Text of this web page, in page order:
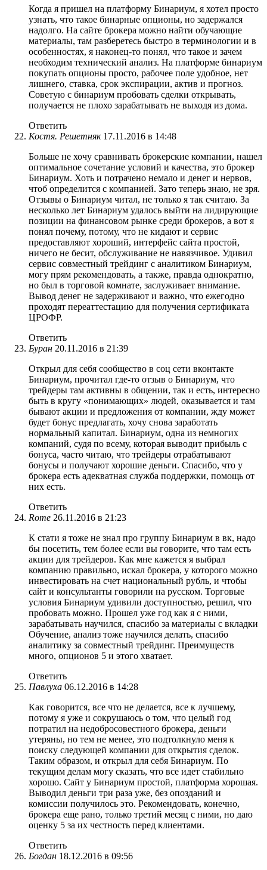
Когда я пришел на платформу Бинариум, я хотел просто
узнать, что такое бинарные опционы, но задержался
надолго. На сайте брокера можно найти обучающие
материалы, там разберетесь быстро в терминологии и в
особенностях, я наконец-то понял, что такое и зачем
необходим технический анализ. На платформе бинариум
покупать опционы просто, рабочее поле удобное, нет
лишнего, ставка, срок экспирации, актив и прогноз.
Советую с бинариум пробовать сделки открывать,
получается не плохо зарабатывать не выходя из дома.
Ответить
Костя. Решетняк 17.11.2016 в 14:48
Больше не хочу сравнивать брокерские компании, нашел
оптимальное сочетание условий и качества, это брокер
Бинариум. Хоть и потрачено немало и денег и нервов,
чтоб определится с компанией. Зато теперь знаю, не зря.
Отзывы о Бинариум читал, не только я так считаю. За
несколько лет Бинариум удалось выйти на лидирующие
позиции на финансовом рынке среди брокеров, а вот я
понял почему, потому, что не кидают и сервис
предоставляют хороший, интерфейс сайта простой,
ничего не бесит, обслуживание не навязчивое. Удивил
сервис совместный трейдинг с аналитиком Бинариум,
могу прям рекомендовать, а также, правда однократно,
но был в торговой комнате, заслуживает внимание.
Вывод денег не задерживают и важно, что ежегодно
проходят переаттестацию для получения сертификата
ЦРОФР.
Ответить
Буран 20.11.2016 в 21:39
Открыл для себя сообщество в соц сети вконтакте
Бинариум, прочитал где-то отзыв о Бинариум, что
трейдеры там активны в общении, так и есть, интересно
быть в кругу «понимающих» людей, оказывается и там
бывают акции и предложения от компании, жду может
будет бонус предлагать, хочу снова заработать
нормальный капитал. Бинариум, одна из немногих
компаний, судя по всему, которая выводит прибыль с
бонуса, часто читаю, что трейдеры отрабатывают
бонусы и получают хорошие деньги. Спасибо, что у
брокера есть адекватная служба поддержки, помощь от
них есть.
Ответить
Rome 26.11.2016 в 21:23
К стати я тоже не знал про группу Бинариум в вк, надо
бы посетить, тем более если вы говорите, что там есть
акции для трейдеров. Как мне кажется я выбрал
компанию правильно, искал брокера, у которого можно
инвестировать на счет национальный рубль, и чтобы
сайт и консультанты говорили на русском. Торговые
условия Бинариум удивили доступностью, решил, что
пробовать можно. Прошел уже год как я с ними,
зарабатывать научился, спасибо за материалы с вкладки
Обучение, анализ тоже научился делать, спасибо
аналитику за совместный трейдинг. Преимуществ
много, опционов 5 и этого хватает.
Ответить
Павлуха 06.12.2016 в 14:28
Как говорится, все что не делается, все к лучшему,
потому я уже и сокрушаюсь о том, что целый год
потратил на недобросовестного брокера, деньги
утеряны, но тем не менее, это подтолкнуло меня к
поиску следующей компании для открытия сделок.
Таким образом, и открыл для себя Бинариум. По
текущим делам могу сказать, что все идет стабильно
хорошо. Сайт у Бинариум простой, платформа хорошая.
Выводил деньги три раза уже, без опозданий и
комиссии получилось это. Рекомендовать, конечно,
брокера еще рано, только третий месяц с ними, но даю
оценку 5 за их честность перед клиентами.
Ответить
Богдан 18.12.2016 в 09:56